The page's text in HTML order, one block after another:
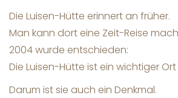
Die Luisen-Hütte erinnert an früher.
Man kann dort eine Zeit-Reise
2004 wurde entschieden:
Die Luisen-Hütte ist ein wichtiger
Darum ist sie auch ein Denkmal.